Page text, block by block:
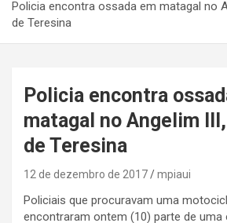
Policia encontra ossada em matagal no
de Teresina
Policia encontra
matagal no Angelim III,
de Teresina
12 de dezembro de 2017 mpiaui
Policiais que procuravam uma
encontraram ontem (10) parte de uma